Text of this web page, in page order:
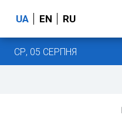
UA EN RU
СР, 05 СЕРПНЯ